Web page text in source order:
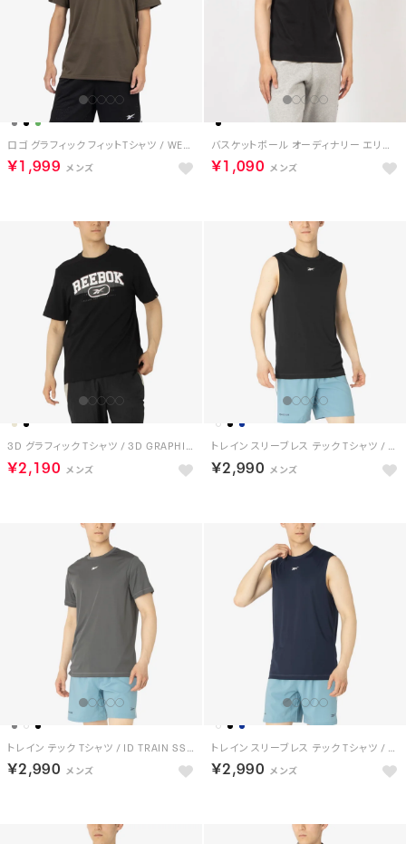
ロゴ グラフィック フィットTシャツ / WESTY EASY FIT GRAPHIC TEE （アーミーグリーン）
￥1,999
バスケットボール オーディナリー エリート Tシャツ / GS BASKETBALL ORDINARY ELITE TEE （ブラック）
￥1,090
3D グラフィック Tシャツ / 3D GRAPHIC TEE （ブラック）
￥2,190
トレイン スリーブレス テック Tシャツ / ID TRAIN SLVLS TECH TEE （ブラック）
￥2,990
トレイン テック Tシャツ / ID TRAIN SS TECH TEE （グレー）
￥2,990
トレイン スリーブレス テック Tシャツ / ID TRAIN SLVLS TECH TEE （ネイビー）
￥2,990